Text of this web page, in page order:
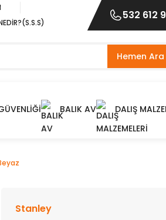
532 612
Hemen Ara
BALIK AV DALIŞ
Stanley